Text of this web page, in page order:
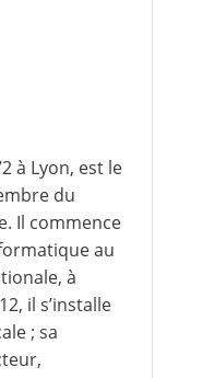
à Lyon, est le
du
Il commence
au
à
il s’installe
; sa